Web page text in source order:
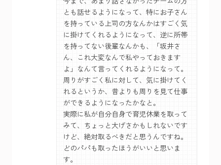
とも話せるようになって、特にお子さん
を持っている上司の方なんかはすごく気
に掛けてくれるようになって、逆に所帯
を持ってない後輩なんかも、「坂井さ
ん、これ大変なんで私やっておきます
よ」なんて言ってくれるようになって。
周りがすごく私に対して、気に掛けてく
れるというか、昔よりも周りを見て仕事
ができるようになったかなと。
実際に私が自分自身で育児休業を取って
みて、ちょっと大げさかもしれないです
けど、絶対取るべきだと思うんですね。
どのパパも取ったほうがいいと思いま
す。